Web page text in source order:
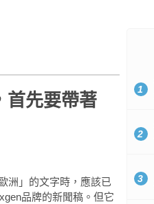
首先要帶著
洲」的文字時，應該已
品牌的新聞稿。但它
1
2
3